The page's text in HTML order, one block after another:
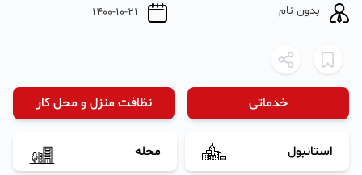
بدون نام 1400-10-21
خدماتی نظافت منزل و محل کار
استانبول محله